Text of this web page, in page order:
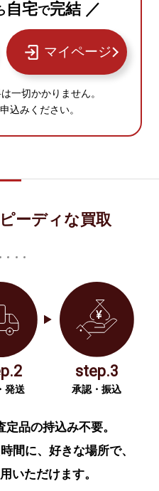
自宅で完結 ／
マイページ
一切かかりません。
込みください。
ーディな買取
発送
step.3
承認・振込
品の持込み不要。
間に、好きな場所で、
いただけます。